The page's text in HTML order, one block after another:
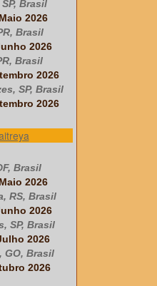
Brasil
2026
Brasil
2026
Brasil
2026
SP, Brasil
2026
Brasil
2026
RS, Brasil
2026
SP, Brasil
2026
GO, Brasil
2026